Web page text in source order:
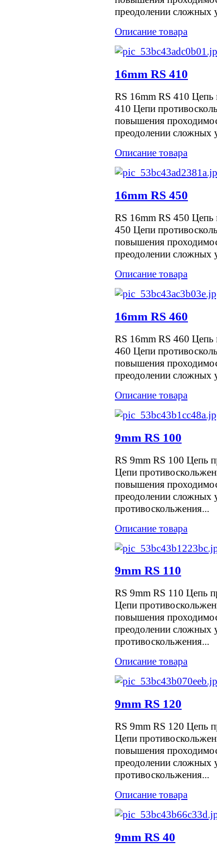
преодолении сложных
Описание товара
16mm RS 410
RS 16mm RS 410
410 Цепи
повышения
преодолении сложных
Описание товара
16mm RS 450
RS 16mm RS 450
450 Цепи
повышения
преодолении сложных
Описание товара
16mm RS 460
RS 16mm RS 460
460 Цепи
повышения
преодолении сложных
Описание товара
9mm RS 100
RS 9mm RS 100 Цепь
Цепи
повышения
преодолении сложных
противоскольжения...
Описание товара
9mm RS 110
RS 9mm RS 110 Цепь
Цепи
повышения
преодолении сложных
противоскольжения...
Описание товара
9mm RS 120
RS 9mm RS 120 Цепь
Цепи
повышения
преодолении сложных
противоскольжения...
Описание товара
9mm RS 40